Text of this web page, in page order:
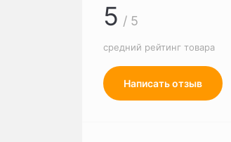
5 / 5
средний рейтинг товара
Написать отзыв